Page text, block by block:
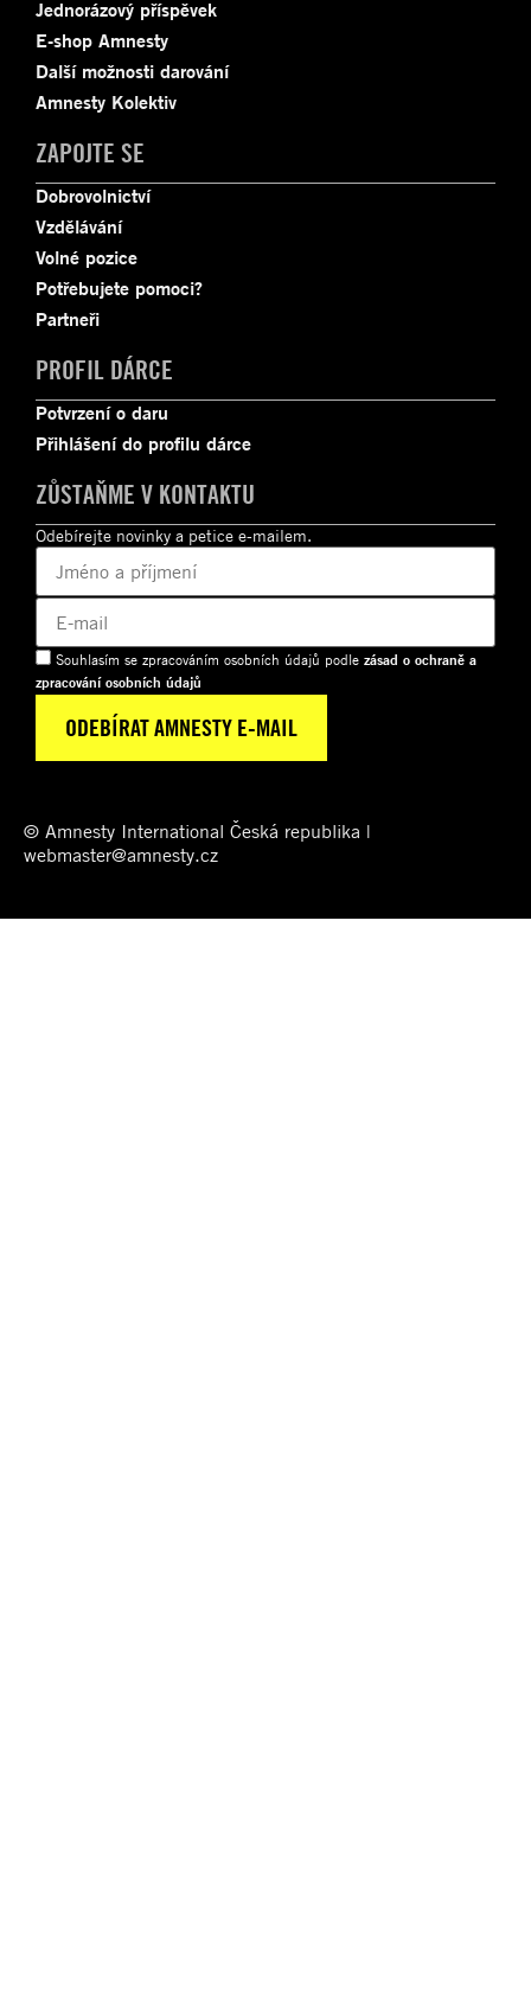
Jednorázový příspěvek
E-shop Amnesty
Další možnosti darování
Amnesty Kolektiv
ZAPOJTE SE
Dobrovolnictví
Vzdělávání
Volné pozice
Potřebujete pomoci?
Partneři
PROFIL DÁRCE
Potvrzení o daru
Přihlášení do profilu dárce
ZŮSTAŇME V KONTAKTU
Odebírejte novinky a petice e-mailem.
Souhlasím se zpracováním osobních údajů podle zásad o ochraně a
zpracování osobních údajů
© Amnesty International Česká republika |
webmaster@amnesty.cz